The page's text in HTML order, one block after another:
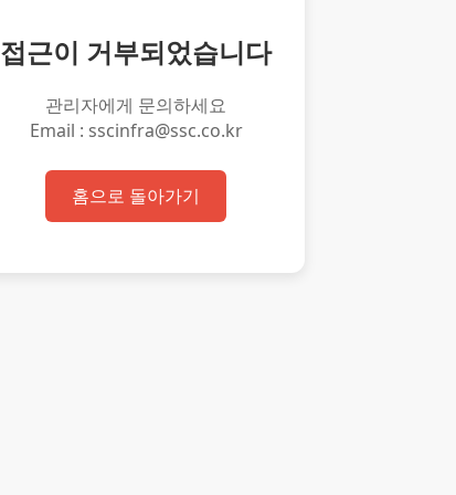
접근이 거부되었습니다
관리자에게 문의하세요
Email : sscinfra@ssc.co.kr
홈으로 돌아가기